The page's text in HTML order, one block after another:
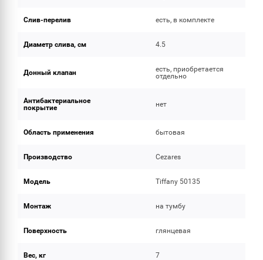
Слив-перелив есть, в комплекте
Диаметр слива, см 4.5
Донный клапан
есть, приобретается
отдельно
Антибактериальное
покрытие
нет
Область применения бытовая
Производство Cezares
Модель Tiffany 50135
Монтаж на тумбу
Поверхность глянцевая
Вес, кг 7